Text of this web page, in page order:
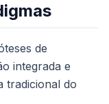
de
integrada e
tradicional do